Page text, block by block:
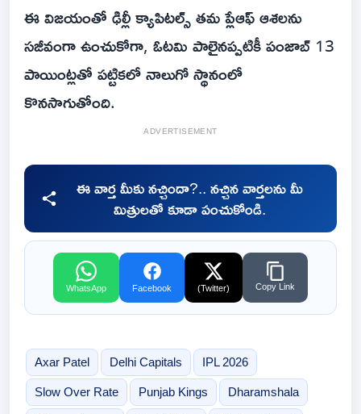
ఈ విజయంతో ఢిల్లీ క్యాపిటల్స్ తమ ప్లేఆఫ్ ఆశలను
సజీవంగా ఉంచుకోగా, ఓటమి పాలైనప్పటికీ పంజాబ్ 13
పాయింట్లతో పట్టికలో నాలుగో స్థానంలో
కొనసాగుతోంది.
ADVERTISEMENT
ఈ వార్త మీకు నచ్చిందా?.. నచ్చిన వార్తలను మీ
మిత్రులతో కూడా పంచుకోండి.
WhatsApp Facebook (Twitter) Copy Link
Axar Patel Delhi Capitals IPL 2026
Slow Over Rate Punjab Kings Dharamshala